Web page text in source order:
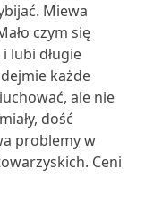
Miewa
czym się
lubi długie
każde
ale nie
dość
problemy w
Ceni